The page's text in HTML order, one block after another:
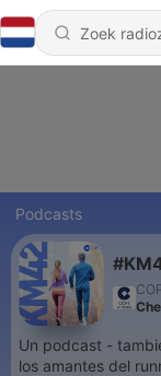
Podcasts
Un podcast -
los amantes del